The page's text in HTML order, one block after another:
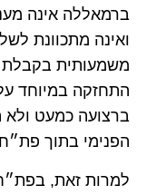
ברמאללה אינה
ואינה מתכוונת
משמעותית
התחזקה במיוחד
ברצועה כמעט ולא
הפנימי בתוך
למרות זאת, בפת״ח